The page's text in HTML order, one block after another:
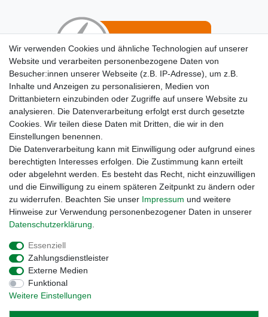
Hinweise für Käufer aus der Schweiz
Impressum
Wir verwenden Cookies und ähnliche Technologien auf unserer
Website und verarbeiten personenbezogene Daten von
Besucher:innen unserer Webseite (z.B. IP-Adresse), um z.B.
Inhalte und Anzeigen zu personalisieren, Medien von
Drittanbietern einzubinden oder Zugriffe auf unsere Website zu
analysieren. Die Datenverarbeitung erfolgt erst durch gesetzte
Cookies. Wir teilen diese Daten mit Dritten, die wir in den
Einstellungen benennen.
Die Datenverarbeitung kann mit Einwilligung oder aufgrund eines
berechtigten Interesses erfolgen. Die Zustimmung kann erteilt
oder abgelehnt werden. Es besteht das Recht, nicht einzuwilligen
und die Einwilligung zu einem späteren Zeitpunkt zu ändern oder
zu widerrufen. Beachten Sie unser Impressum und weitere
Hinweise zur Verwendung personenbezogener Daten in unserer
Daten­schutz­erklärung
Essenziell
Zahlungsdienstleister
Externe Medien
Funktional
Weitere Einstellungen